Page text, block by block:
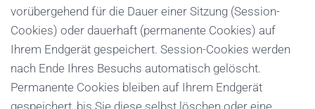
vorübergehend für die Dauer einer Sitzung (Session-
Cookies) oder dauerhaft (permanente Cookies) auf
Ihrem Endgerät gespeichert. Session-Cookies werden
nach Ende Ihres Besuchs automatisch gelöscht.
Permanente Cookies bleiben auf Ihrem Endgerät
gespeichert, bis Sie diese selbst löschen oder eine